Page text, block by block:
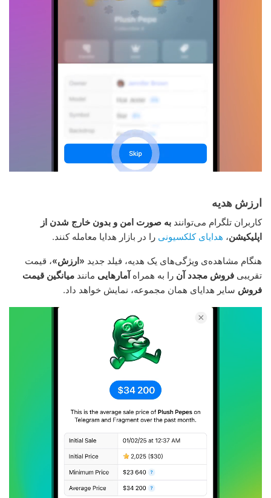
ارزش هدیه
کاربران تلگرام می‌توانند به صورت امن و بدون خارج شدن از
اپلیکیشن، هدایای کلکسیونی را در بازار هدایا معامله کنند.
هنگام مشاهده‌ی ویژگی‌های یک هدیه، فیلد جدید «ارزش»، قیمت
تقریبی فروش مجدد آن را به همراهآمارهایی مانند میانگین قیمت
فروش سایر هدایای همان مجموعه، نمایش خواهد داد.